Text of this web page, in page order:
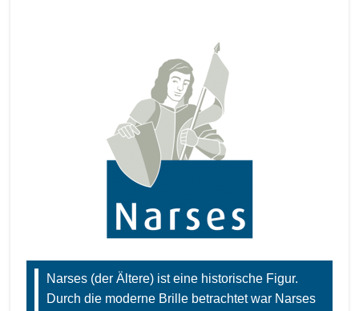
Narses (der Ältere) ist eine historische Figur.
Durch die moderne Brille betrachtet war Narses